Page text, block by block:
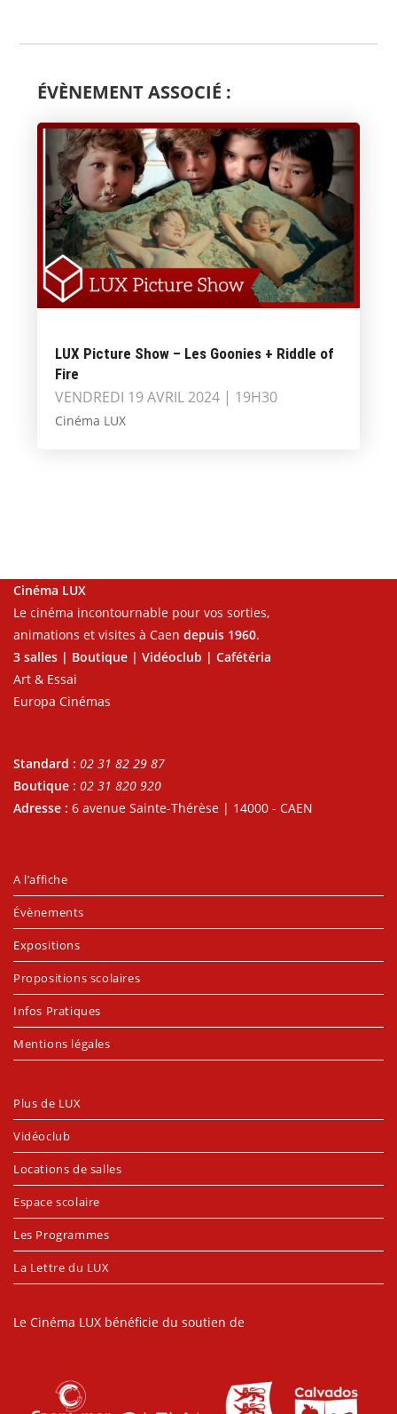
ÉVÈNEMENT ASSOCIÉ :
LUX Picture Show – Les Goonies + Riddle of
Fire
VENDREDI 19 AVRIL 2024 | 19H30
Cinéma LUX
Cinéma LUX
Le cinéma incontournable pour vos sorties,
animations et visites à Caen depuis 1960.
3 salles | Boutique | Vidéoclub | Cafétéria
Art & Essai
Europa Cinémas
Standard : 02 31 82 29 87
Boutique : 02 31 820 920
Adresse : 6 avenue Sainte-Thérèse | 14000 - CAEN
A l’affiche
Évènements
Expositions
Propositions scolaires
Infos Pratiques
Mentions légales
Plus de LUX
Vidéoclub
Locations de salles
Espace scolaire
Les Programmes
La Lettre du LUX
Le Cinéma LUX bénéficie du soutien de